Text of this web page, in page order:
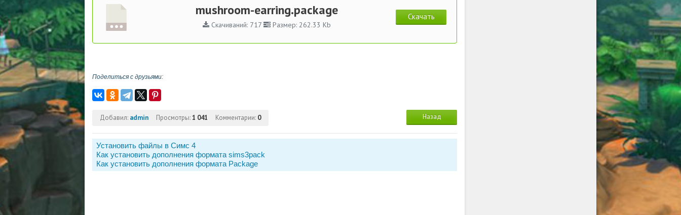
mushroom-earring.package
Скачиваний: 717 Размер: 262.33 Kb
Скачать
Поделиться с друзьями:
Назад
Добавил: admin Просмотры:1 041 Комментарии: 0
Установить файлы в Симс 4
Как установить дополнения формата sims3pack
Как установить дополнения формата Package